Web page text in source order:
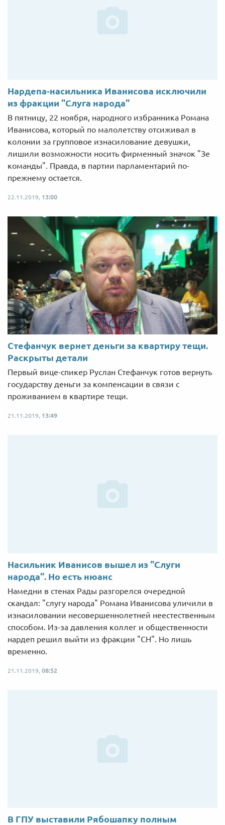
Нардепа-насильника Иванисова исключили
из фракции "Слуга народа"
В пятницу, 22 ноября, народного избранника Романа
Иванисова, который по малолетству отсиживал в
колонии за групповое изнасилование девушки,
лишили возможности носить фирменный значок "Зе
команды". Правда, в партии парламентарий по-
прежнему остается.
22.11.2019, 13:00
Стефанчук вернет деньги за квартиру тещи.
Раскрыты детали
Первый вице-спикер Руслан Стефанчук готов вернуть
государству деньги за компенсации в связи с
проживанием в квартире тещи.
21.11.2019, 13:49
Насильник Иванисов вышел из "Слуги
народа". Но есть нюанс
Намедни в стенах Рады разгорелся очередной
скандал: "слугу народа" Романа Иванисова уличили в
изнасиловании несовершеннолетней неестественным
способом. Из-за давления коллег и общественности
нардеп решил выйти из фракции "СН". Но лишь
временно.
21.11.2019, 08:52
В ГПУ выставили Рябошапку полным